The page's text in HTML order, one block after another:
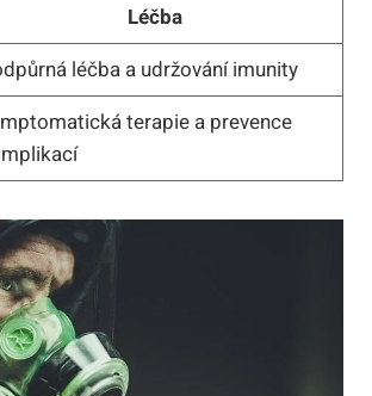
Léčba
léčba a udržování imunity
terapie a prevence